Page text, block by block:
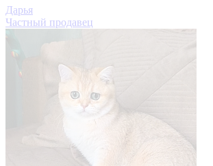
Дарья
Частный продавец